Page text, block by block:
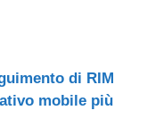
di RIM
mobile più